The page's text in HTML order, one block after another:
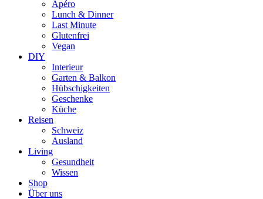
Apéro
Lunch & Dinner
Last Minute
Glutenfrei
Vegan
DIY
Interieur
Garten & Balkon
Hübschigkeiten
Geschenke
Küche
Reisen
Schweiz
Ausland
Living
Gesundheit
Wissen
Shop
Über uns